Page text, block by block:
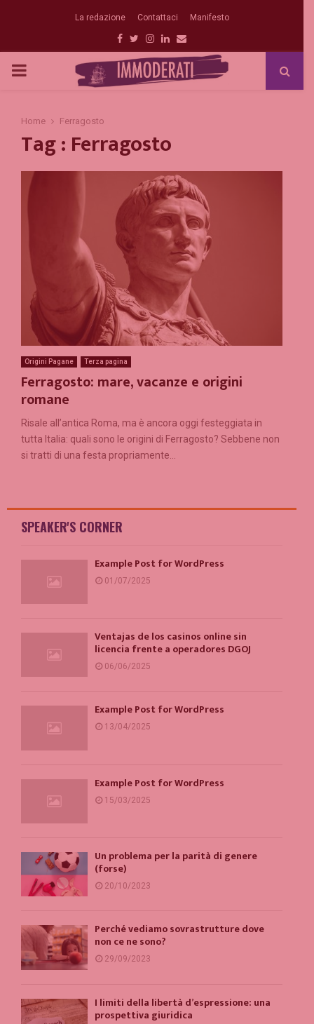
La redazione Contattaci Manifesto
Facebook
Twitter
Instagram
Linkedin
Email
PRIMARY
Home Ferragosto
Tag : Ferragosto
Origini Pagane Terza pagina
Ferragosto: mare, vacanze e origini
romane
Risale all’antica Roma, ma è ancora oggi festeggiata in
tutta Italia: quali sono le origini di Ferragosto? Sebbene non
si tratti di una festa propriamente...
SPEAKER'S CORNER
Example Post for WordPress
01/07/2025
Ventajas de los casinos online sin
licencia frente a operadores DGOJ
06/06/2025
Example Post for WordPress
13/04/2025
Example Post for WordPress
15/03/2025
Un problema per la parità di genere
(forse)
20/10/2023
Perché vediamo sovrastrutture dove
non ce ne sono?
29/09/2023
I limiti della libertà d’espressione: una
prospettiva giuridica